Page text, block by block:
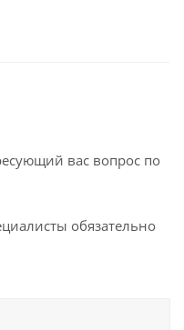
вас вопрос по
обязательно